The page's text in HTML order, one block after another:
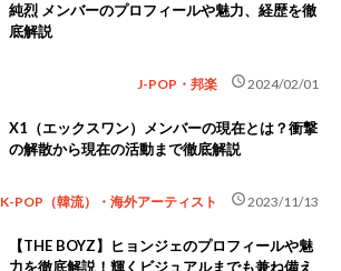
純烈 メンバーのプロフィールや魅力、経歴を徹
底解説
J-POP・邦楽 schedule2024/02/01
X1（エックスワン）メンバーの現在とは？衝撃
の解散から現在の活動まで徹底解説
K-POP（韓流）・海外アーティスト schedule2023/11/13
【THE BOYZ】ヒョンジェのプロフィールや魅
力を徹底解説！輝くビジュアルまでも兼ね備え